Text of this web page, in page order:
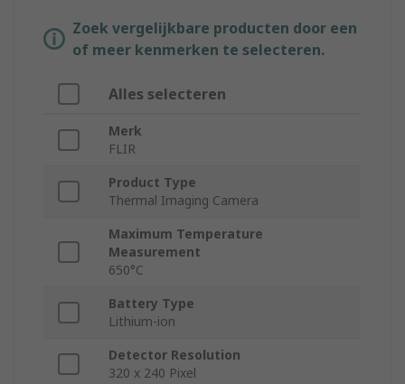
Zoek vergelijkbare producten door een
of meer kenmerken te selecteren.
Alles selecteren
Merk
FLIR
Product Type
Thermal Imaging Camera
Maximum Temperature
Measurement
650°C
Battery Type
Lithium-ion
Detector Resolution
320 x 240 Pixel